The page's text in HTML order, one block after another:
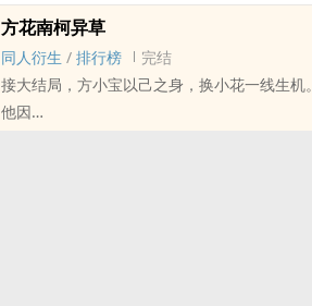
方花南柯异草
‎同‌‍‎人‍‍衍生 / 排行榜
完结
接大结局，方小宝以己之身，换小花一线生机。
他因